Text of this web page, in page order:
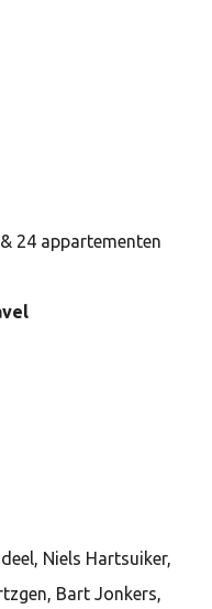
24 appartementen
Niels Hartsuiker,
Bart Jonkers,